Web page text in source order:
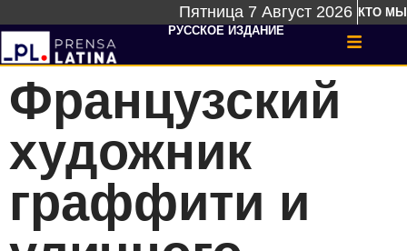
Пятница 7 Август 2026 КТО МЫ
РУССКОЕ ИЗДАНИЕ
Французский
художник
граффити и